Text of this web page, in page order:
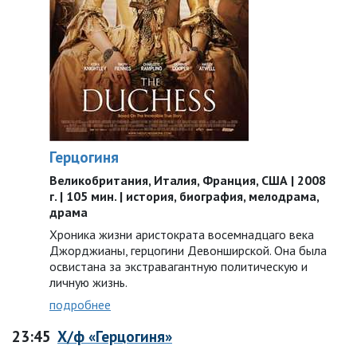
Герцогиня
Великобритания, Италия, Франция, США | 2008
г. | 105 мин. | история, биография, мелодрама,
драма
Хроника жизни аристократа восемнадцаго века
Джорджианы, герцогини Девонширской. Она была
освистана за экстравагантную политическую и
личную жизнь.
подробнее
23:45 Х/ф «Герцогиня»